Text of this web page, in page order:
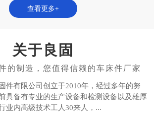
查看更多+
关于良固
有限公司创立于2010年，经过多年的努
具备有专业的生产设备和检测设备以及雄厚
业内高级技术工人30来人，...